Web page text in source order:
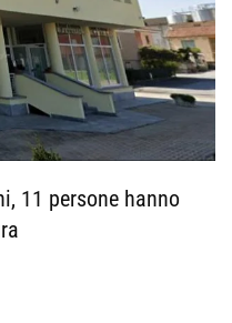
11 persone hanno